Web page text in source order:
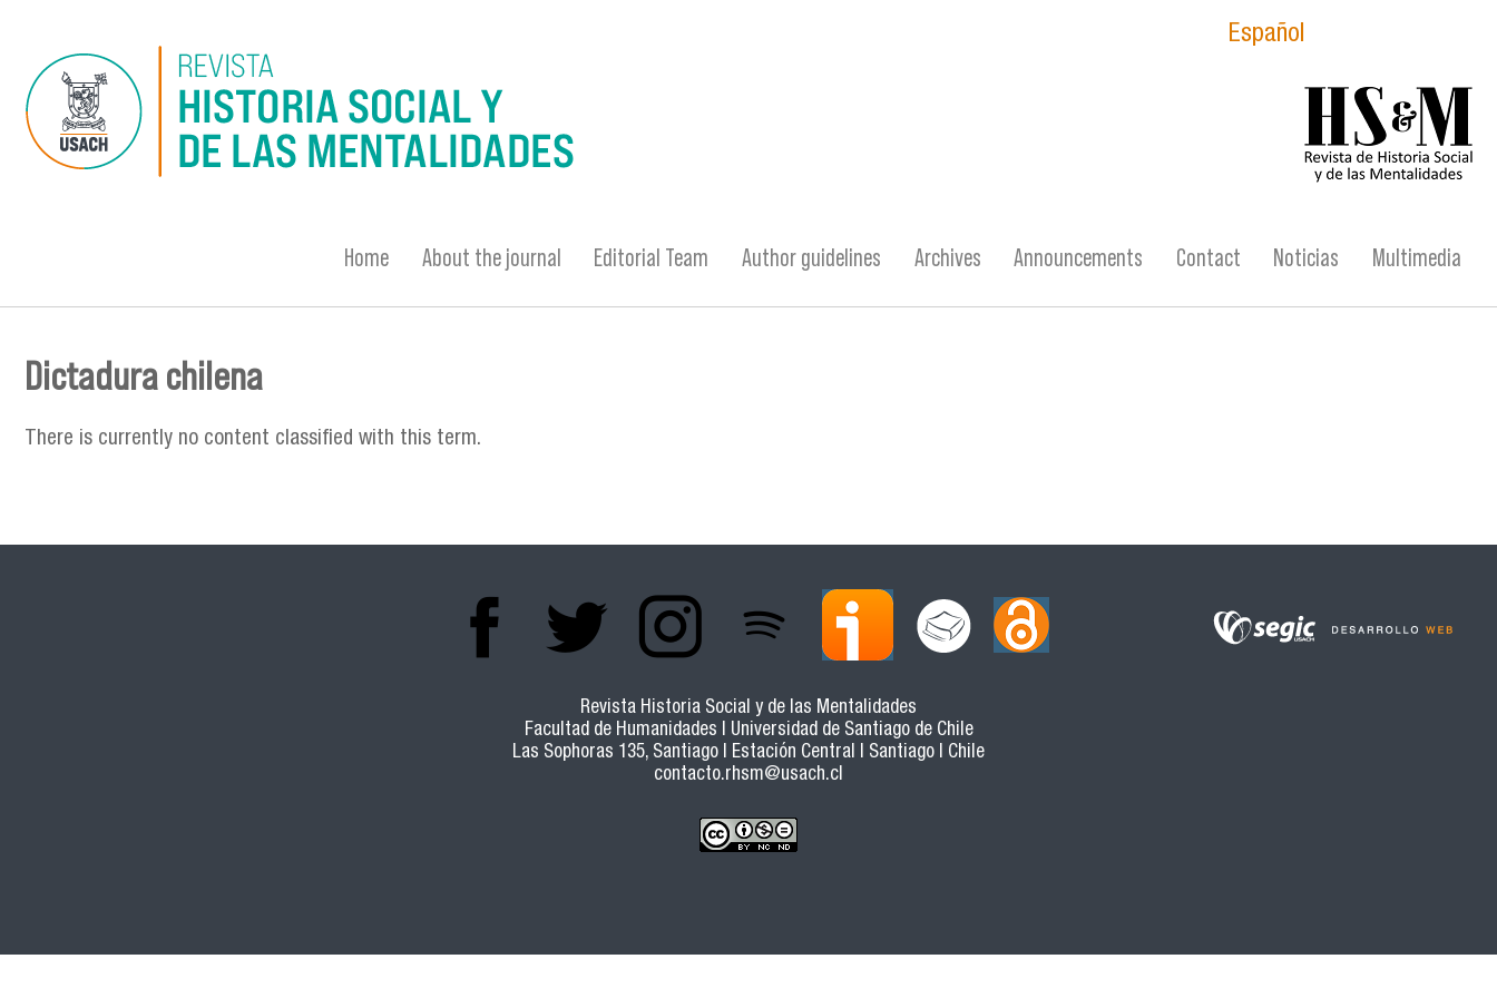
Español
Home About the journal Editorial Team Author guidelines Archives Announcements Contact Noticias Multimedia
You are here
Dictadura chilena
There is currently no content classified with this term.
Revista Historia Social y de las Mentalidades
Facultad de Humanidades | Universidad de Santiago de Chile
Las Sophoras 135, Santiago | Estación Central | Santiago | Chile
contacto.rhsm@usach.cl